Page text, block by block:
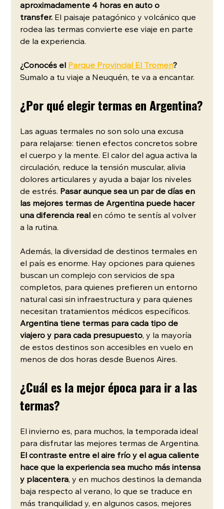
aproximadamente 4 horas en auto o
transfer. El paisaje patagónico y volcánico que
rodea las termas convierte ese viaje en parte
de la experiencia.
¿Conocés el Parque Provincial El Tromen?
Sumalo a tu viaje a Neuquén, te va a encantar.
¿Por qué elegir termas en Argentina?
Las aguas termales no son solo una excusa
para relajarse: tienen efectos concretos sobre
el cuerpo y la mente. El calor del agua activa la
circulación, reduce la tensión muscular, alivia
dolores articulares y ayuda a bajar los niveles
de estrés. Pasar aunque sea un par de días en
las mejores termas de Argentina puede hacer
una diferencia real en cómo te sentís al volver
a la rutina.
Además, la diversidad de destinos termales en
el país es enorme. Hay opciones para quienes
buscan un complejo con servicios de spa
completos, para quienes prefieren un entorno
natural casi sin infraestructura y para quienes
necesitan tratamientos médicos específicos.
Argentina tiene termas para cada tipo de
viajero y para cada presupuesto, y la mayoría
de estos destinos son accesibles en vuelo en
menos de dos horas desde Buenos Aires.
¿Cuál es la mejor época para ir a las
termas?
El invierno es, para muchos, la temporada ideal
para disfrutar las mejores termas de Argentina.
El contraste entre el aire frío y el agua caliente
hace que la experiencia sea mucho más intensa
y placentera, y en muchos destinos la demanda
baja respecto al verano, lo que se traduce en
más tranquilidad y, en algunos casos, mejores